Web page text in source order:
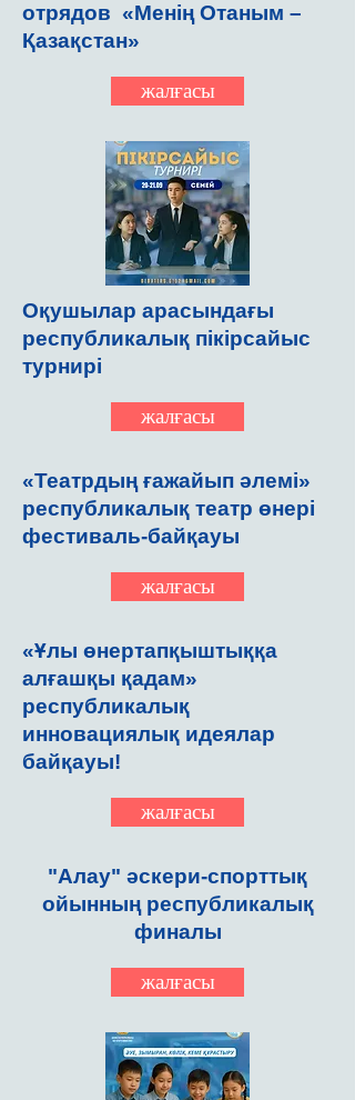
отрядов «Менің Отаным –
Қазақстан»
жалғасы
Оқушылар арасындағы
республикалық пікірсайыс
турнирі
жалғасы
«Театрдың ғажайып әлемі»
республикалық театр өнері
фестиваль-байқауы
жалғасы
«Ұлы өнертапқыштыққа
алғашқы қадам»
республикалық
инновациялық идеялар
байқауы!
жалғасы
"Алау" әскери-спорттық
ойынның республикалық
финалы
жалғасы